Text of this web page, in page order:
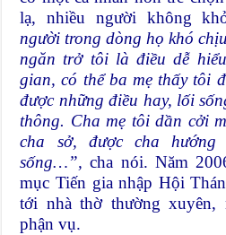
lạ, nhiều người không
người trong dòng họ khó
ngăn trở tôi là điều dễ
gian, có thể ba mẹ thấy tôi
được những điều hay, lối
thông. Cha mẹ tôi dần cởi
cha sở, được cha
sống…”, cha nói. Năm
mục Tiến gia nhập Hội
tới nhà thờ thường xuyên,
phận vụ.